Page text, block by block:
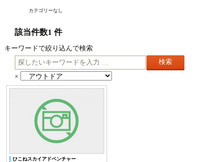
カテゴリーなし
該当件数1 件
キーワードで絞り込んで検索
キ
ー
ワ
×
ひこねスカイアドベンチャー